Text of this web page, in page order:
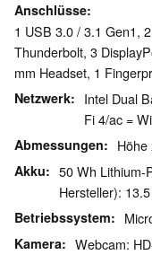
Anschlüsse
1 USB 3.0 / 3.1 Gen1,
Thunderbolt, 3
mm Headset, 1
Netzwerk
Intel Dual
Fi 4/ac =
Abmessungen
Akku
50 Wh Lithium-
Hersteller):
Betriebssystem
Kamera Webcam: